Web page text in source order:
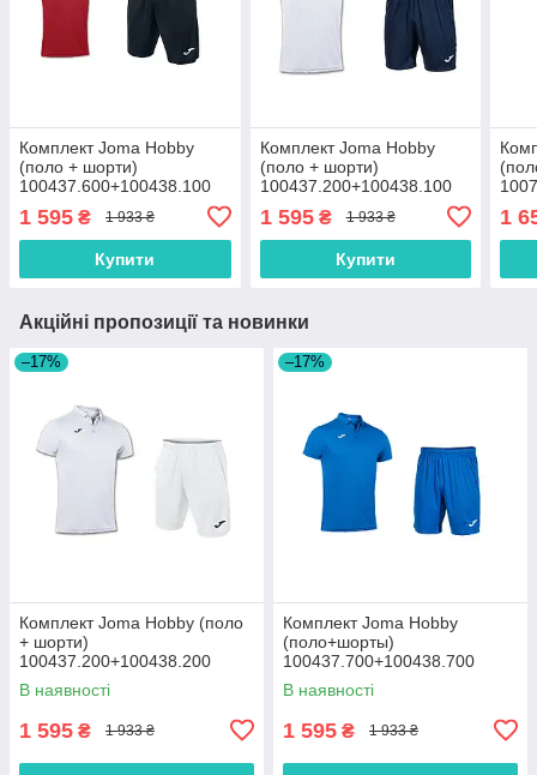
Комплект Joma Hobby
(поло + шорти)
100437.600+100438.100
1 595 ₴ 1 933 ₴
Купити
Комплект Joma Hobby
(поло + шорти)
100437.200+100438.100
1 595₴ 1 933 ₴
Купити
1
Акційні пропозиції та новинки
–17%
Комплект Joma Hobby (поло
+ шорти)
100437.200+100438.200
В наявності
1 595 ₴ 1 933 ₴
–17%
Комплект Joma Hobby
(поло+шорты)
100437.700+100438.700
В наявності
1 595 ₴ 1 933 ₴